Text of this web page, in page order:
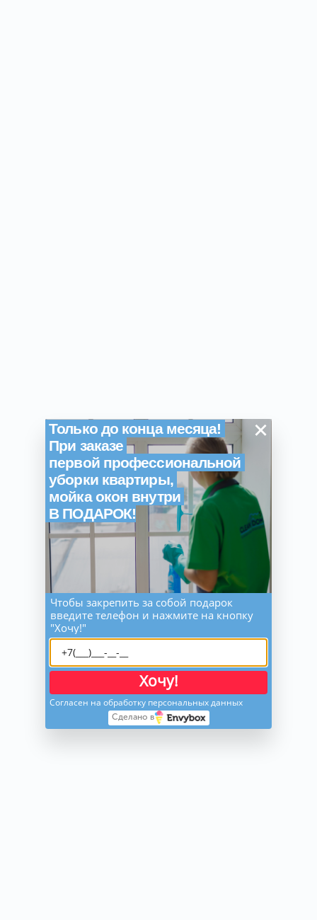
Только до конца месяца!
При заказе
первой профессиональной
уборки квартиры,
мойка окон внутри
В ПОДАРОК!
×
Чтобы закрепить за собой подарок
введите телефон и нажмите на кнопку
"Хочу!"
Хочу!
Согласен на обработку персональных данных
Сделано в